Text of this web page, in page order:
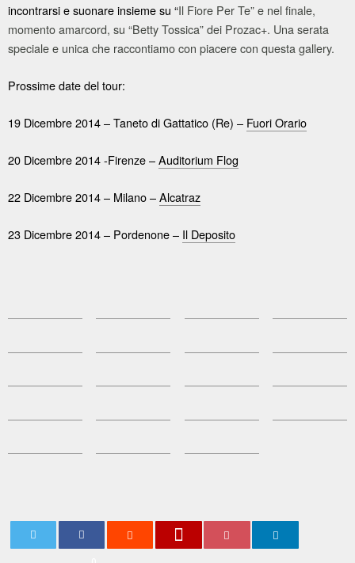
incontrarsi e suonare insieme su “Il Fiore Per Te” e nel finale,
momento amarcord, su “Betty Tossica” dei Prozac+. Una serata
speciale e unica che raccontiamo con piacere con questa gallery.
Prossime date del tour:
19 Dicembre 2014 – Taneto di Gattatico (Re) – Fuori Orario
20 Dicembre 2014 -Firenze –Auditorium Flog
22 Dicembre 2014 – Milano –Alcatraz
23 Dicembre 2014 – Pordenone – Il Deposito